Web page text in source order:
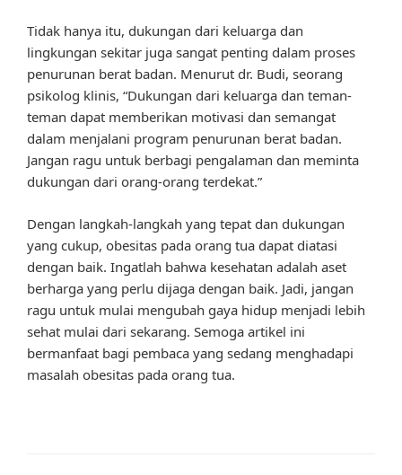
Tidak hanya itu, dukungan dari keluarga dan
lingkungan sekitar juga sangat penting dalam proses
penurunan berat badan. Menurut dr. Budi, seorang
psikolog klinis, “Dukungan dari keluarga dan teman-
teman dapat memberikan motivasi dan semangat
dalam menjalani program penurunan berat badan.
Jangan ragu untuk berbagi pengalaman dan meminta
dukungan dari orang-orang terdekat.”
Dengan langkah-langkah yang tepat dan dukungan
yang cukup, obesitas pada orang tua dapat diatasi
dengan baik. Ingatlah bahwa kesehatan adalah aset
berharga yang perlu dijaga dengan baik. Jadi, jangan
ragu untuk mulai mengubah gaya hidup menjadi lebih
sehat mulai dari sekarang. Semoga artikel ini
bermanfaat bagi pembaca yang sedang menghadapi
masalah obesitas pada orang tua.